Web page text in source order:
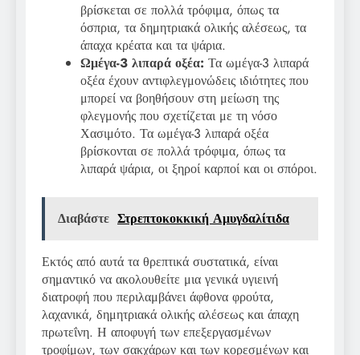
βρίσκεται σε πολλά τρόφιμα, όπως τα
όσπρια, τα δημητριακά ολικής αλέσεως, τα
άπαχα κρέατα και τα ψάρια.
Ωμέγα-3 λιπαρά οξέα: Τα ωμέγα-3 λιπαρά
οξέα έχουν αντιφλεγμονώδεις ιδιότητες που
μπορεί να βοηθήσουν στη μείωση της
φλεγμονής που σχετίζεται με τη νόσο
Χασιμότο. Τα ωμέγα-3 λιπαρά οξέα
βρίσκονται σε πολλά τρόφιμα, όπως τα
λιπαρά ψάρια, οι ξηροί καρποί και οι σπόροι.
Διαβάστε Στρεπτοκοκκική Αμυγδαλίτιδα
Εκτός από αυτά τα θρεπτικά συστατικά, είναι
σημαντικό να ακολουθείτε μια γενικά υγιεινή
διατροφή που περιλαμβάνει άφθονα φρούτα,
λαχανικά, δημητριακά ολικής αλέσεως και άπαχη
πρωτεΐνη. Η αποφυγή των επεξεργασμένων
τροφίμων, των σακχάρων και των κορεσμένων και